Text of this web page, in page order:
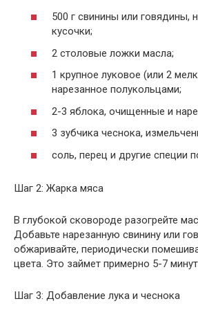
500 г свинины или говядины,
кусочки;
2 столовые ложки масла;
1 крупное луковое (или 2
нарезанное полукольцами;
2-3 яблока, очищенные и
3 зубчика чеснока,
соль, перец и другие специи
Шаг 2: Жарка мяса
В глубокой сковороде разогрейте
Добавьте нарезанную свинину или
обжаривайте, периодически
цвета. Это займет примерно 5-7 минут.
Шаг 3: Добавление лука и чеснока